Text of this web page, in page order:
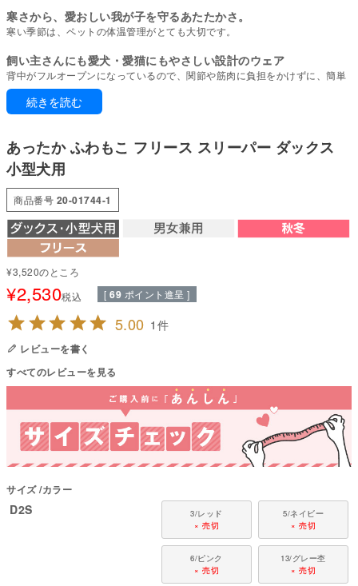
寒さから、愛おしい我が子を守るあたたかさ。
寒い季節は、ペットの体温管理がとても大切です。
飼い主さんにも愛犬・愛猫にもやさしい設計のウェア
背中がフルオープンになっているので、関節や筋肉に負担をかけずに、簡単
に着せたり脱がせたりできます。
シニアや療養中のケアに適しており、頭を通すのが苦手な子にもストレスな
く使えるのが魅力。また、パピーの初めての服としても気軽に取り入れやす
空気をしっかり閉じ込めることで高い保温性を実現。
さらに、毛玉の発生を抑えるアンチピリング加工が施されており、耐久性に
優れています。
快適な着心地を保ちながら、寒い季節も暖かく過ごせる素材です。
寒がりさん、パピーから介護・シニアまで。寒い季節の保温・寒さ対策に。
背中部分はスナップテープだから面テープよりも着脱やお手入れも楽ちん♪
ハートパッチが映えるシンプルなデザインが魅力のフリーススリーパーは
快適な着心地を保ちながら、寒い季節も暖かく可愛く過ごせるアイテムで
す。
●本体：アンチピリングフリース(ポリエステル100%)
●部分使い：20スパンテレコ(綿95%・ポリウレタン5%)
●パッチ部分：T/C40パイル(綿76%・ポリエステル24%)
●伸縮性(5段階)：3
●お洗濯について：手洗い又は、洗濯ネットを使用。当て布をして中温。フ
ァスナー・ボタン・面テープがある商品は、しっかり止めた状態で洗濯をし
てください。
国内の縫製工場と連携して、一つひとつ丁寧に仕上げています。心地よい着
対象犬種：
カニンヘン・ミニチュアダックス、ダックスフンド、シーズー、チワワ、パ
ピヨン、ポメラニアン、マルチーズ、トイプードル、ミニチュアシュナウザ
続きを読む
あったか ふわもこ フリース スリーパー ダックス
小型犬用
商品番号 20-01744-1
¥3,520のところ
¥2,530税込 [ 69 ポイント進呈 ]
5.00 1
レビューを書く
すべてのレビューを見る
サイズ カラー
D2S
3/レッド
× 売切
5/ネイビー
× 売切
6/ピンク
× 売切
13/グレー杢
× 売切